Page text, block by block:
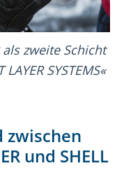
als zweite Schicht
SYSTEMS
zwischen
und SHELL